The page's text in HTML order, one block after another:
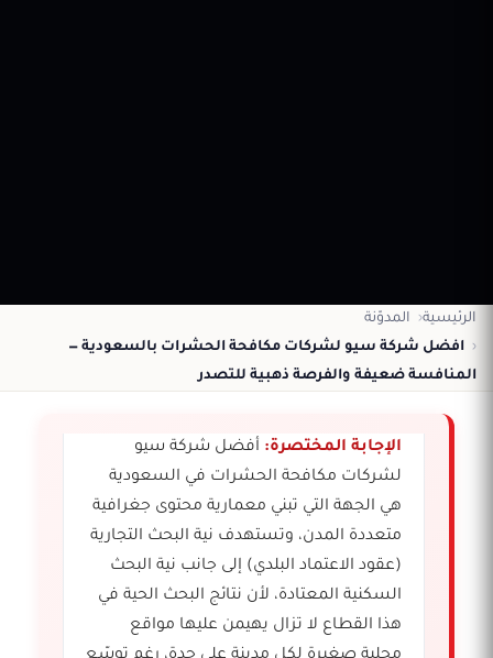
الرئيسية
المدوّنة
افضل شركة سيو لشركات مكافحة الحشرات بالسعودية —
المنافسة ضعيفة والفرصة ذهبية للتصدر
الإجابة المختصرة: أفضل شركة سيو
لشركات مكافحة الحشرات في السعودية
هي الجهة التي تبني معمارية محتوى جغرافية
متعددة المدن، وتستهدف نية البحث التجارية
(عقود الاعتماد البلدي) إلى جانب نية البحث
السكنية المعتادة، لأن نتائج البحث الحية في
هذا القطاع لا تزال يهيمن عليها مواقع